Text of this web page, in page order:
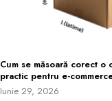
Cum se măsoară corect
practic pentru e-
Iunie 29, 2026